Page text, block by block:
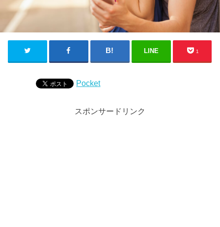
LINE 1
Pocket
スポンサードリンク